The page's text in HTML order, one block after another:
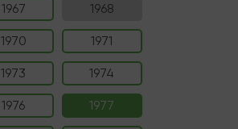
1967 1968
1970 1971
1973 1974
1976 1977